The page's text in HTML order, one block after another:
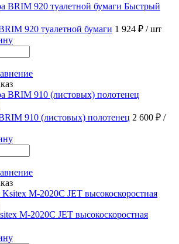
Быстрый
920 туалетной бумаги 1 924 ₽ / шт
910 (листовых) полотенец 2 600 ₽ /
M-2020C JET высокоскоростная